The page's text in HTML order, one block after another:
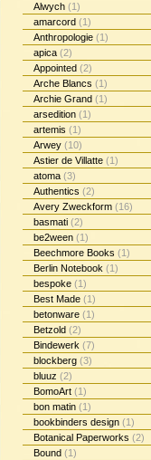
Alwych (1)
amarcord (1)
Anthropologie (1)
apica (2)
Appointed (2)
Arche Blancs (1)
Archie Grand (1)
arsedition (1)
artemis (1)
Arwey (10)
Astier de Villatte (1)
atoma (3)
Authentics (2)
Avery Zweckform (16)
basmati (2)
be2ween (1)
Beechmore Books (1)
Berlin Notebook (1)
bespoke (1)
Best Made (1)
betonware (1)
Betzold (2)
Bindewerk (7)
blockberg (3)
bluuz (2)
BomoArt (1)
bon matin (1)
bookbinders design (1)
Botanical Paperworks (2)
Bound (1)